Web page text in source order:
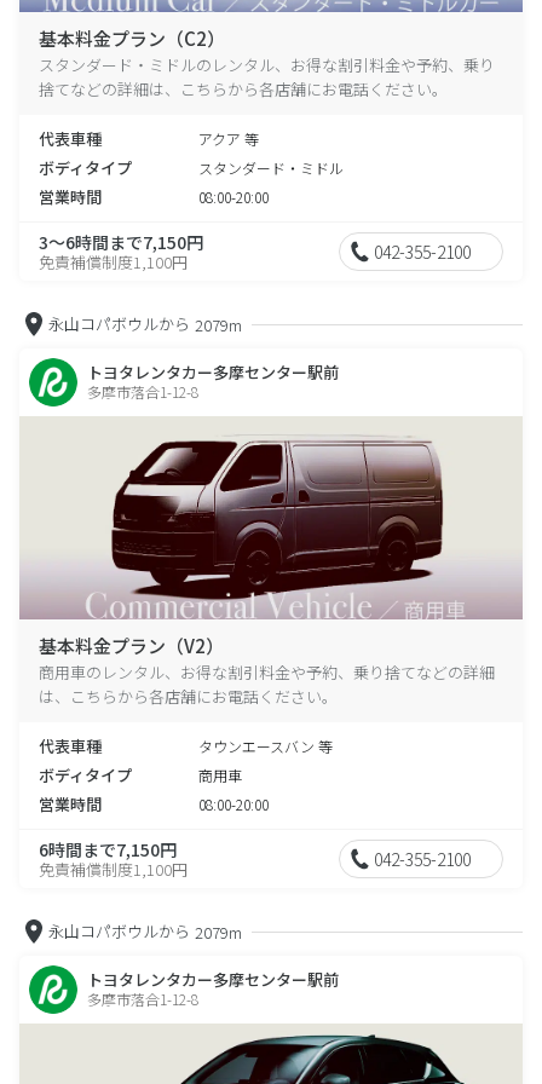
基本料金プラン（C2）
スタンダード・ミドルのレンタル、お得な割引料金や予約、乗り
捨てなどの詳細は、こちらから各店舗にお電話ください。
代表車種 アクア 等
ボディタイプ スタンダード・ミドル
営業時間 08:00-20:00
3～6時間まで7,150円
免責補償制度1,100円 042-355-2100
永山コパボウルから 2079m
トヨタレンタカー多摩センター駅前
多摩市落合1-12-8
基本料金プラン（V2）
商用車のレンタル、お得な割引料金や予約、乗り捨てなどの詳細
は、こちらから各店舗にお電話ください。
代表車種 タウンエースバン 等
ボディタイプ 商用車
営業時間 08:00-20:00
6時間まで7,150円
免責補償制度1,100円 042-355-2100
永山コパボウルから 2079m
トヨタレンタカー多摩センター駅前
多摩市落合1-12-8